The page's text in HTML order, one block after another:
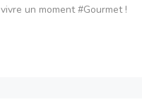
vivre un moment #Gourmet !